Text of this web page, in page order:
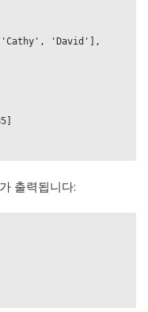
'David'],
출력됩니다: